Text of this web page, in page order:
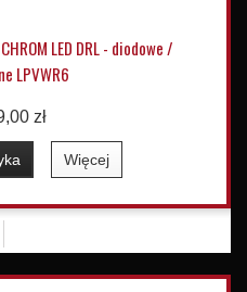
LED DRL - diodowe /
LPVWR6
zł
Więcej